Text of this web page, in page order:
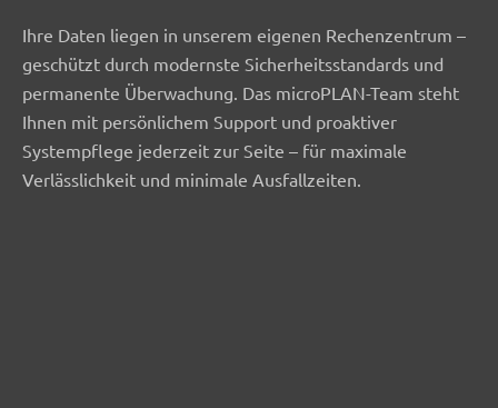
Ihre Daten liegen in unserem eigenen Rechenzentrum –
geschützt durch modernste Sicherheitsstandards und
permanente Überwachung. Das microPLAN-Team steht
Ihnen mit persönlichem Support und proaktiver
Systempflege jederzeit zur Seite – für maximale
Verlässlichkeit und minimale Ausfallzeiten.